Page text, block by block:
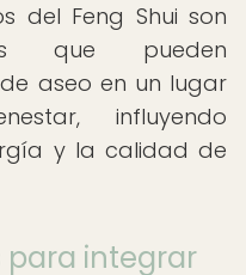
del Feng Shui son
que pueden
aseo en un lugar
influyendo
y la calidad de
para integrar